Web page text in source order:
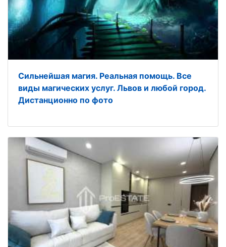
Сильнейшая магия. Реальная помощь. Все
виды магических услуг. Львов и любой город.
Дистанционно по фото